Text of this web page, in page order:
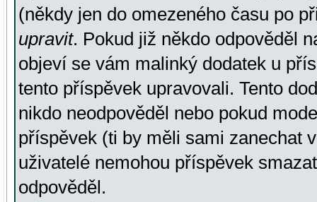
(někdy jen do omezeného času po
upravit. Pokud již někdo odpověděl
objeví se vám malinký dodatek u
tento příspěvek upravovali. Tento
nikdo neodpověděl nebo pokud
příspěvek (ti by měli sami zanechat
uživatelé nemohou příspěvek
odpověděl.